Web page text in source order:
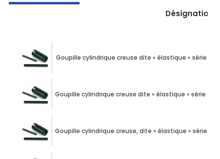
Désignation
Goupille cylindrique creuse dite « élastique » série
Goupille cylindrique creuse dite « élastique » série
Goupille cylindrique creuse, dite « élastique » série